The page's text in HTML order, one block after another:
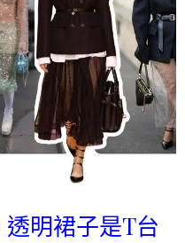
明裙子是T台